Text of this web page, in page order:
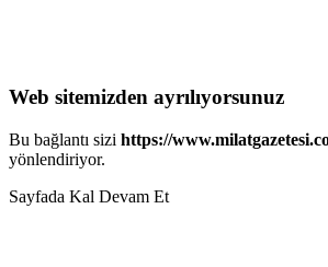
Web sitemizden ayrılıyorsunuz
Bu bağlantı sizi https://
yönlendiriyor.
Sayfada Kal Devam Et